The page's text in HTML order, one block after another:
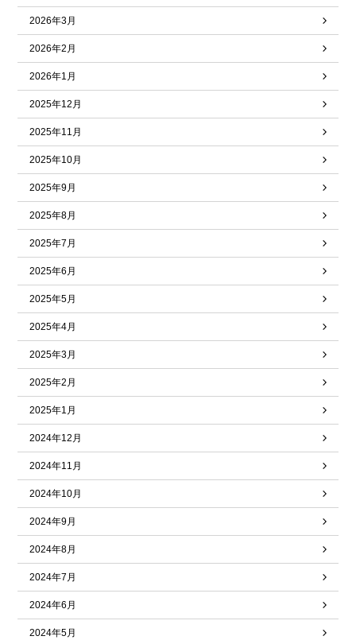
2026年3月
2026年2月
2026年1月
2025年12月
2025年11月
2025年10月
2025年9月
2025年8月
2025年7月
2025年6月
2025年5月
2025年4月
2025年3月
2025年2月
2025年1月
2024年12月
2024年11月
2024年10月
2024年9月
2024年8月
2024年7月
2024年6月
2024年5月